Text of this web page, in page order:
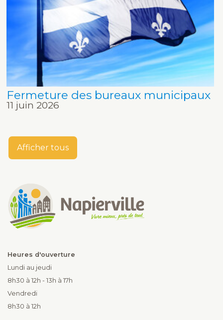
Fermeture des bureaux municipaux
11 juin 2026
Afficher tous
Heures d'ouverture
Lundi au jeudi
8h30 à 12h - 13h à 17h
Vendredi
8h30 à 12h